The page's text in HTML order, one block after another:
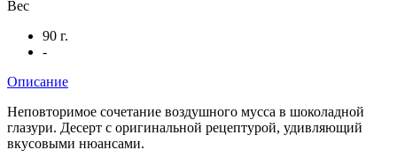
Вес
90 г.
-
Описание
Неповторимое сочетание воздушного мусса в шоколадной
глазури. Десерт с оригинальной рецептурой, удивляющий
вкусовыми нюансами.